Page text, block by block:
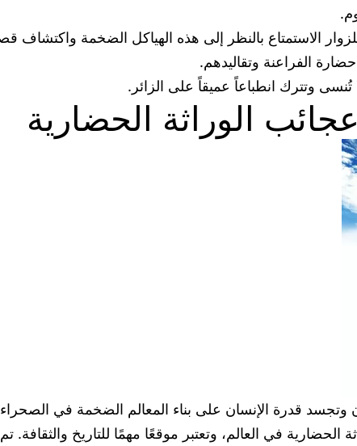
الاستمتاع بالنظر إلى هذه الهياكل الضخمة
الفراعنة وتقاليدهم.
تُنسى وتترك انطباعاً عميقاً على الزائر.
الوراثة الحضارية
وتجسد قدرة الإنسان على بناء المعالم الضخمة في الصحراء
الحضارية في العالم، وتعتبر موقعًا مهمًا للتاريخ